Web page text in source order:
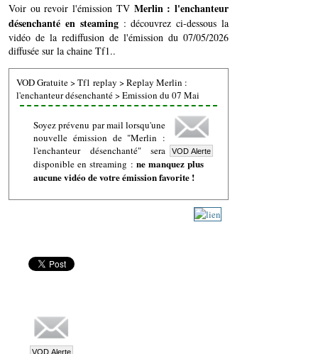
Voir ou revoir l'émission TV Merlin : l'enchanteur
désenchanté en steaming: découvrez ci-dessous la
vidéo de la rediffusion de l'émission du 07/05/2026
diffusée sur la chaine Tf1..
VOD Gratuite>Tf1 replay >Replay Merlin :
l'enchanteur désenchanté>Emission du 07 Mai
Soyez prévenu par mail lorsqu'une
nouvelle émission de "Merlin :
l'enchanteur désenchanté" sera
disponible en streaming : ne manquez plus
aucune vidéo de votre émission favorite !